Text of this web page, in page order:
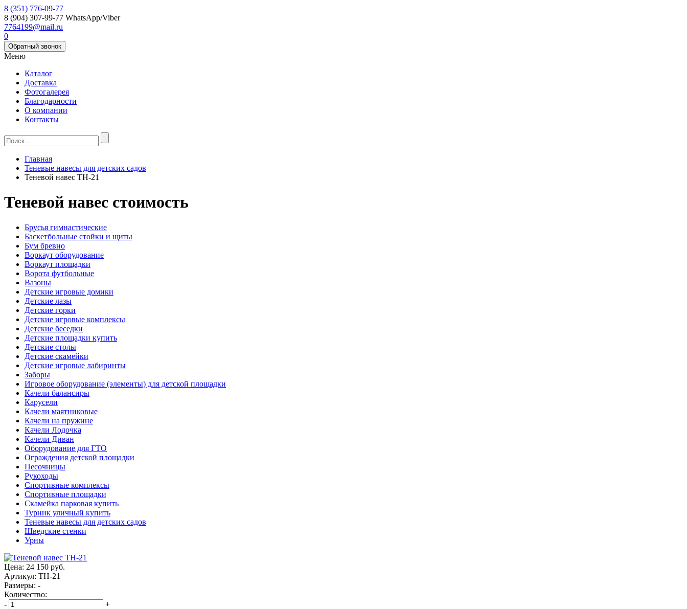
8 (351) 776-09-77
8 (904) 307-99-77 WhatsApp/Viber
7764199@mail.ru
0
Обратный звонок
Меню
Каталог
Доставка
Фотогалерея
Благодарности
О компании
Контакты
Главная
Теневые навесы для детских садов
Теневой навес ТН-21
Теневой навес стоимость
Брусья гимнастические
Баскетбольные стойки и щиты
Бум бревно
Воркаут оборудование
Воркаут площадки
Ворота футбольные
Вазоны
Детские игровые домики
Детские лазы
Детские горки
Детские игровые комплексы
Детские беседки
Детские площадки купить
Детские столы
Детские скамейки
Детские игровые лабиринты
Заборы
Игровое оборудование (элементы) для детской площадки
Качели балансиры
Карусели
Качели маятниковые
Качели на пружине
Качели Лодочка
Качели Диван
Оборудование для ГТО
Ограждения детской площадки
Песочницы
Рукоходы
Спортивные комплексы
Спортивные площадки
Скамейка парковая купить
Турник уличный купить
Теневые навесы для детских садов
Шведские стенки
Урны
Цена: 24 150 руб.
Артикул: ТН-21
Размеры: -
Количество:
-
+